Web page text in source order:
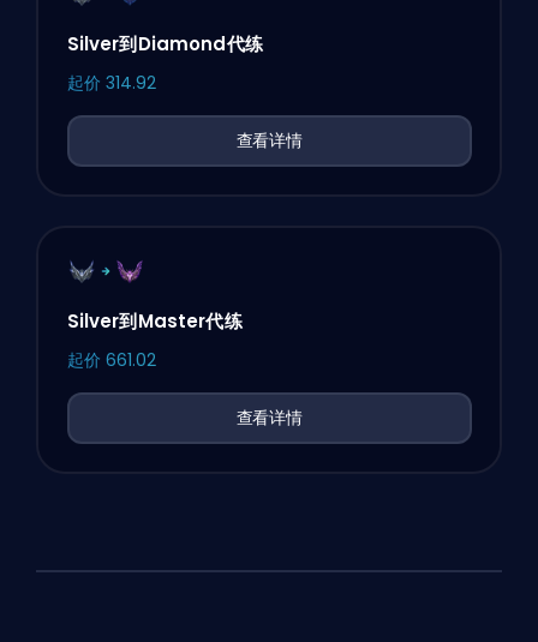
Silver到Diamond代练
起价 314.92
查看详情
Silver到Master代练
起价 661.02
查看详情